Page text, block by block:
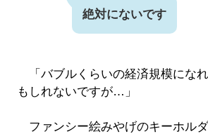
絶対にないです
「バブルくらいの経済規模にな
もしれないですが…」
ファンシー絵みやげのキーホルダ